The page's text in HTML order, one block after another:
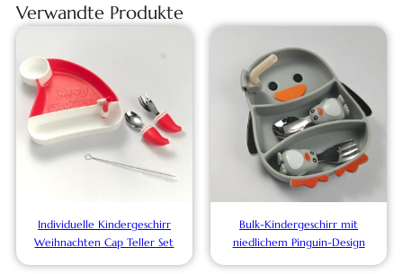
Verwandte Produkte
Individuelle Kindergeschirr
Weihnachten Cap Teller Set
Bulk-Kindergeschirr mit
niedlichem Pinguin-Design